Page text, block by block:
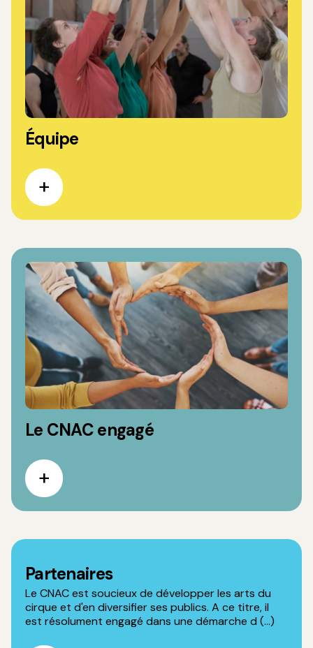
Équipe
Le CNAC engagé
Partenaires
Le CNAC est soucieux de développer les arts du
cirque et d'en diversifier ses publics. A ce titre, il
est résolument engagé dans une démarche d (...)